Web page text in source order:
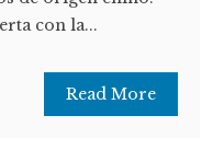
con la...
Read More